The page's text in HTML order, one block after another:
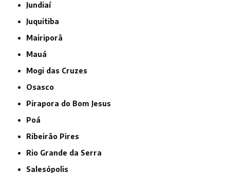
Jundiaí
Juquitiba
Mairiporã
Mauá
Mogi das Cruzes
Osasco
Pirapora do Bom Jesus
Poá
Ribeirão Pires
Rio Grande da Serra
Salesópolis